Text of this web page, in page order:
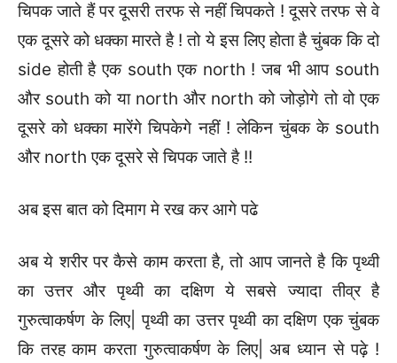
चिपक जाते हैं पर दूसरी तरफ से नहीं चिपकते ! दूसरे तरफ से वे
एक दूसरे को धक्का मारते है ! तो ये इस लिए होता है चुंबक कि दो
side होती है एक south एक north ! जब भी आप south
और south को या north और north को जोड़ोगे तो वो एक
दूसरे को धक्का मारेंगे चिपकेगे नहीं ! लेकिन चुंबक के south
और north एक दूसरे से चिपक जाते है !!
अब इस बात को दिमाग मे रख कर आगे पढे
अब ये शरीर पर कैसे काम करता है, तो आप जानते है कि पृथ्वी
का उत्तर और पृथ्वी का दक्षिण ये सबसे ज्यादा तीव्र है
गुरुत्वाकर्षण के लिए| पृथ्वी का उत्तर पृथ्वी का दक्षिण एक चुंबक
कि तरह काम करता गुरुत्वाकर्षण के लिए| अब ध्यान से पढ़े !